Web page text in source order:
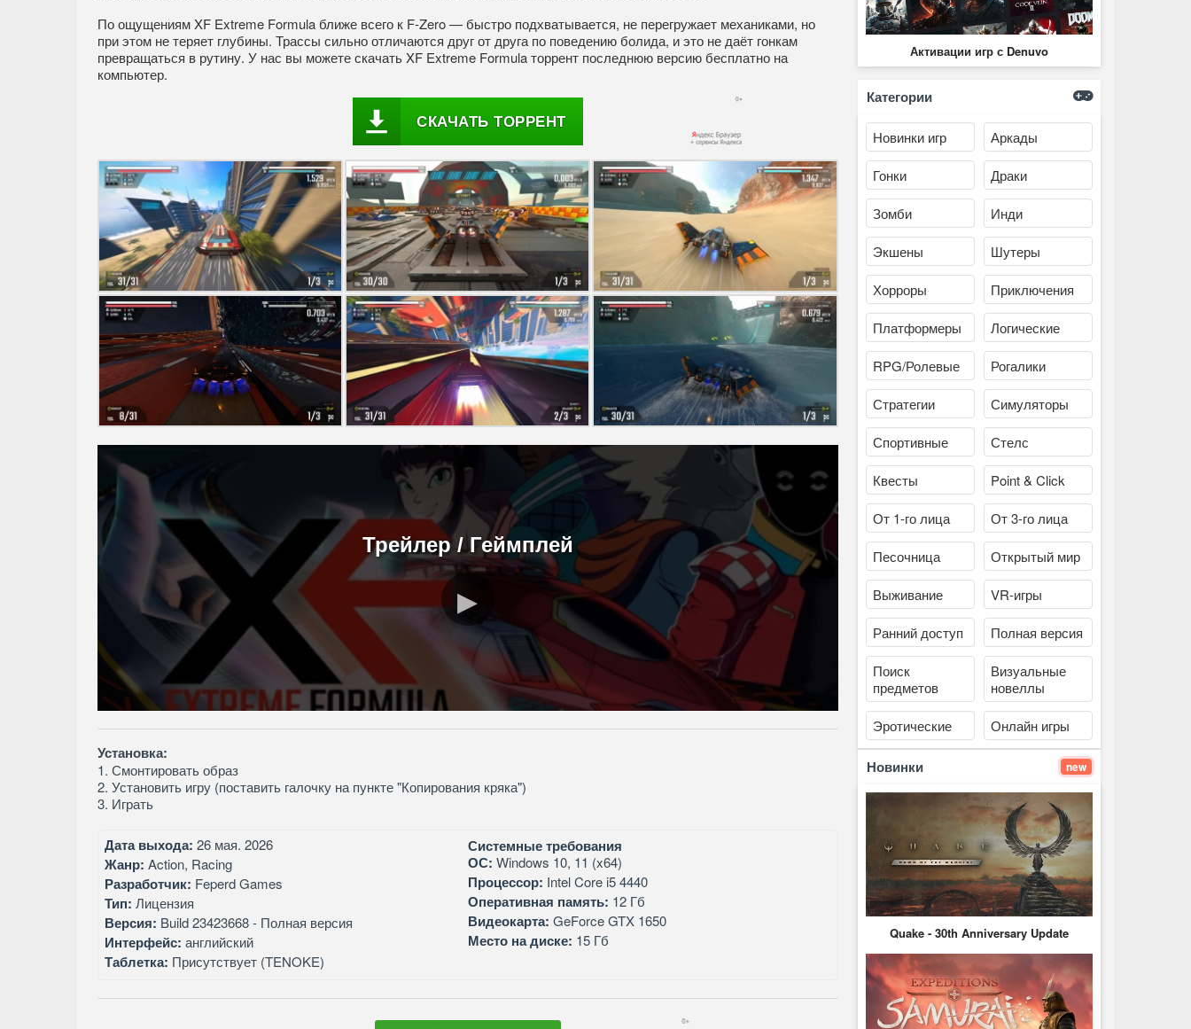
По ощущениям XF Extreme Formula ближе всего к F-Zero — быстро подхватывается, не перегружает механиками, но
при этом не теряет глубины. Трассы сильно отличаются друг от друга по поведению болида, и это не даёт гонкам
превращаться в рутину. У нас вы можете скачать XF Extreme Formula торрент последнюю версию бесплатно на
компьютер.
СКАЧАТЬ ТОРРЕНТ
Трейлер / Геймплей
Установка:
1. Смонтировать образ
2. Установить игру (поставить галочку на пункте "Копирования кряка")
3. Играть
Дата выхода: 26 мая. 2026
Жанр: Action, Racing
Разработчик: Feperd Games
Тип: Лицензия
Версия: Build 23423668 - Полная версия
Интерфейс: английский
Таблетка: Присутствует (TENOKE)
Системные требования
ОС: Windows 10, 11 (x64)
Процессор: Intel Core i5 4440
Оперативная память: 12 Гб
Видеокарта: GeForce GTX 1650
Место на диске: 15 Гб
Активации игр с Denuvo
Категории
Новинки игр Аркады
Гонки Драки
Зомби Инди
Экшены Шутеры
Хорроры Приключения
Платформеры Логические
RPG/Ролевые Рогалики
Стратегии Симуляторы
Спортивные Стелс
Квесты Point & Click
От 1-го лица От 3-го лица
Песочница Открытый мир
Выживание VR-игры
Ранний доступ Полная версия
Поиск
предметов
Визуальные
новеллы
Эротические Онлайн игры
Новинки new
Quake - 30th Anniversary Update